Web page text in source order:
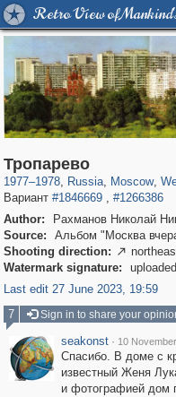
Retro View of
Тропарево
1977–1978, Russia, Moscow
319,780
,
Вариант #1846669, #1266386
Author:
Рахманов Николай
Source:
Альбом "Москва
Shooting direction: 
Watermark signature:
Last edit 27 June 2023, 19:59
7
Sign in to share your
seakonst · 10
Спасибо. В доме с
известный Женя
и фотографией дом